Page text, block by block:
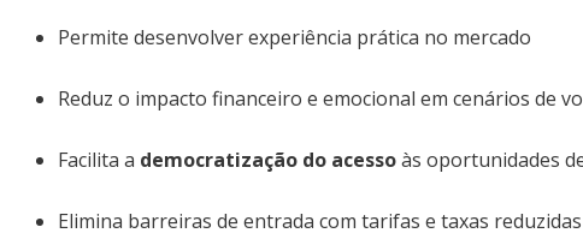
Permite desenvolver experiência prática no mercado
Reduz o impacto financeiro e emocional em cenários de
Facilita a democratização do acessoàs oportunidades
Elimina barreiras de entrada com tarifas e taxas reduzidas